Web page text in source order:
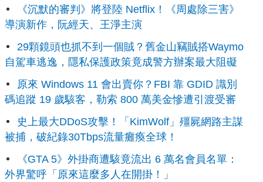
《沉默的審判》將登陸 Netflix！《周處除三害》
導演新作，阮經天、王淨主演
29顆鏡頭也抓不到一個賊？舊金山竊賊搭Waymo
自駕車逃逸，隱私保護政策竟成警方辦案最大阻礙
原來 Windows 11 會出賣你？FBI 靠 GDID 識別
碼追蹤 19 歲駭客，勒索 800 萬美金慘遭引渡受審
史上最大DDoS攻擊！「KimWolf」殭屍網路主謀
被捕，破紀錄30Tbps流量癱瘓全球！
《GTA 5》外掛商遭駭竟流出 6 萬名會員名單：
外界驚呼「原來這麼多人在開掛！」